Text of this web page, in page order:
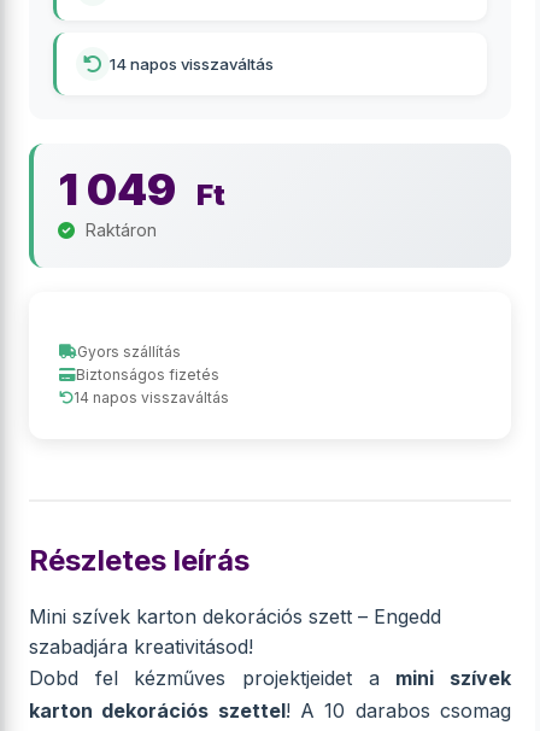
14 napos visszaváltás
1 049 Ft
Raktáron
Gyors szállítás
Biztonságos fizetés
14 napos visszaváltás
Részletes leírás
Mini szívek karton dekorációs szett – Engedd
szabadjára kreativitásod!
Dobd fel kézműves projektjeidet a mini szívek
karton dekorációs szettel! A 10 darabos csomag